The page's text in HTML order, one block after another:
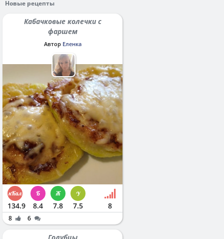
Новые рецепты
Кабачковые колечки с
фаршем
Автор Еленка
134.9 8.4 7.8 7.5 8
8 6